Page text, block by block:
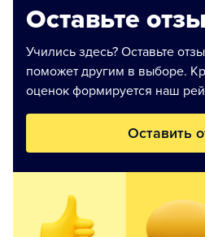
Оставьте
Учились здесь? Оставьте
поможет другим в выборе.
оценок формируется наш
Оставить